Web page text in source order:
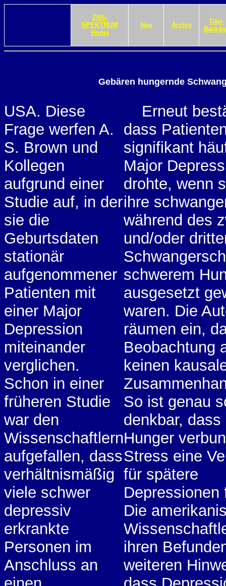
ZNS-
SPEKTRUM
Home
Neu Archiv
Titel-
Gebären hungernde
USA. Diese
Frage werfen A.
S. Brown und
Kollegen
aufgrund einer
Studie auf, in der
sie die
Geburtsdaten
stationär
aufgenommener
Patienten mit
einer Major
Depression
miteinander
verglichen.
Schon in einer
früheren Studie
war den
Wissenschaftlern
aufgefallen, dass
verhältnismäßig
viele schwer
depressiv
erkrankte
Personen im
Anschluss an
Erneut
dass
signifikant
Major
drohte, wenn
ihre
während des
und/oder
schwerem
ausgesetzt
waren. Die
räumen ein,
Beobachtung
keinen
So ist genau
denkbar, dass
Hunger
Stress eine
für spätere
Depressionen
Die
ihren
weiteren